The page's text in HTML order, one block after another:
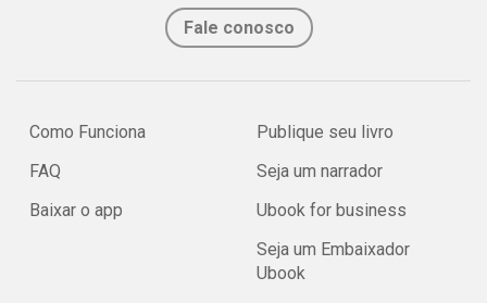
Fale conosco
Como Funciona
FAQ
Baixar o app
Publique seu livro
Seja um narrador
Ubook for business
Seja um Embaixador
Ubook